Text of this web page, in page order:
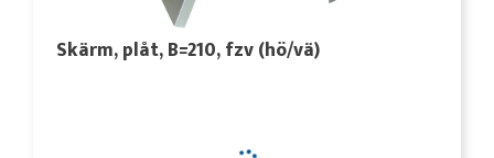
Skärm, plåt, B=210, fzv (hö/vä)